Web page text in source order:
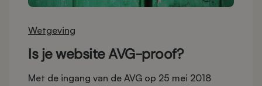
Wetgeving
Is je website AVG-proof?
Met de ingang van de AVG op 25 mei 2018